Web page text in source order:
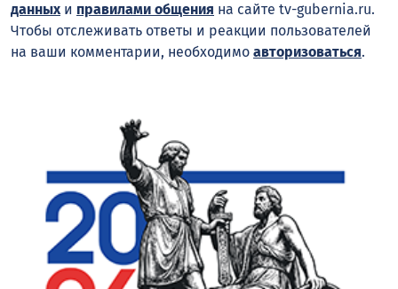
данныхи правилами общения на сайте tv-gubernia.ru.
Чтобы отслеживать ответы и реакции пользователей
на ваши комментарии, необходимо авторизоваться.